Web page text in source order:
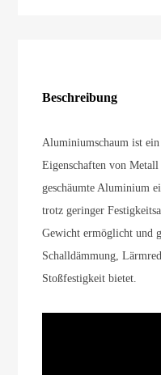
Beschreibung
Aluminiumschaum ist
Eigenschaften von
geschäumte Aluminium
trotz geringer
Gewicht ermöglicht und
Schalldämmung,
Stoßfestigkeit bietet.